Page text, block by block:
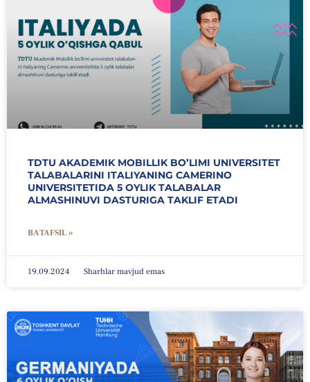
TDTU AKADEMIK MOBILLIK BO’LIMI UNIVERSITET
TALABALARINI ITALIYANING CAMERINO
UNIVERSITETIDA 5 OYLIK TALABALAR
ALMASHINUVI DASTURIGA TAKLIF ETADI
BATAFSIL »
19.09.2024 Sharhlar mavjud emas